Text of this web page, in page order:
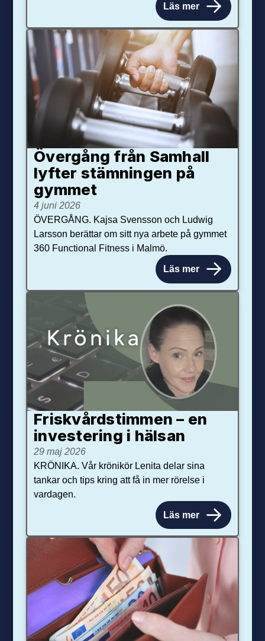
Läs mer
Övergång från Samhall
lyfter stämningen på
gymmet
4 juni 2026
ÖVERGÅNG. Kajsa Svensson och Ludwig
Larsson berättar om sitt nya arbete på gymmet
360 Functional Fitness i Malmö.
Läs mer
Friskvårdstimmen – en
investering i hälsan
29 maj 2026
KRÖNIKA. Vår krönikör Lenita delar sina
tankar och tips kring att få in mer rörelse i
vardagen.
Läs mer